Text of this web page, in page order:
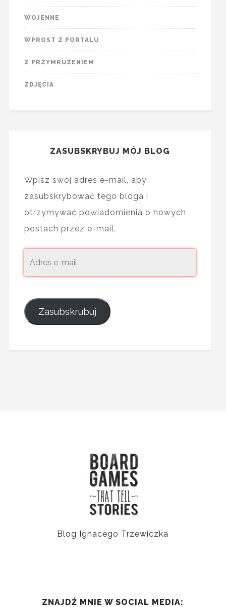
WOJENNE
WPROST Z PORTALU
Z PRZYMRUŻENIEM
ZDJĘCIA
ZASUBSKRYBUJ MÓJ BLOG
Wpisz swój adres e-mail, aby
zasubskrybować tego bloga i
otrzymywać powiadomienia o nowych
postach przez e-mail.
Zasubskrubuj
Blog Ignacego Trzewiczka
ZNAJDŹ MNIE W SOCIAL MEDIA: